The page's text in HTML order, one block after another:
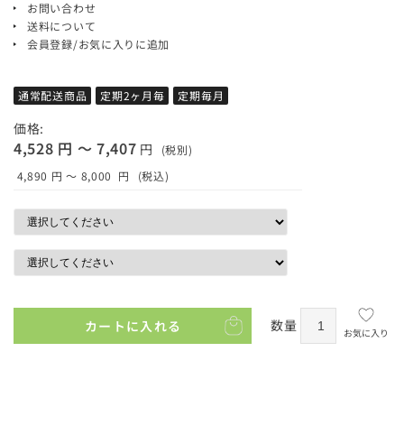
お問い合わせ
送料について
会員登録/お気に入りに追加
通常配送商品 定期2ヶ月毎 定期毎月
価格:
4,528 円 ～ 7,407 円
(税別)
4,890 円 ～ 8,000 円 (税込)
数量
カートに入れる お気に入り